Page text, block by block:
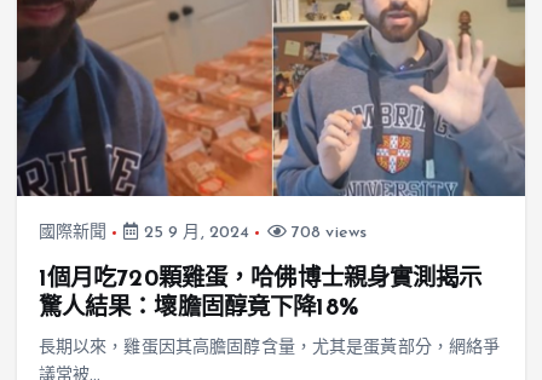
國際新聞 25 9 月, 2024 708 views
1個月吃720顆雞蛋，哈佛博士親身實測揭示
驚人結果：壞膽固醇竟下降18%
長期以來，雞蛋因其高膽固醇含量，尤其是蛋黃部分，網絡爭
議常被…